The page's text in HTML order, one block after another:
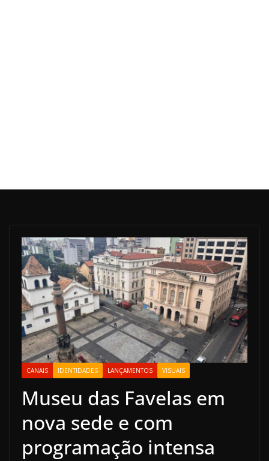
CANAIS IDENTIDADES LANÇAMENTOS VISUAIS
Museu das Favelas em
nova sede e com
programação intensa